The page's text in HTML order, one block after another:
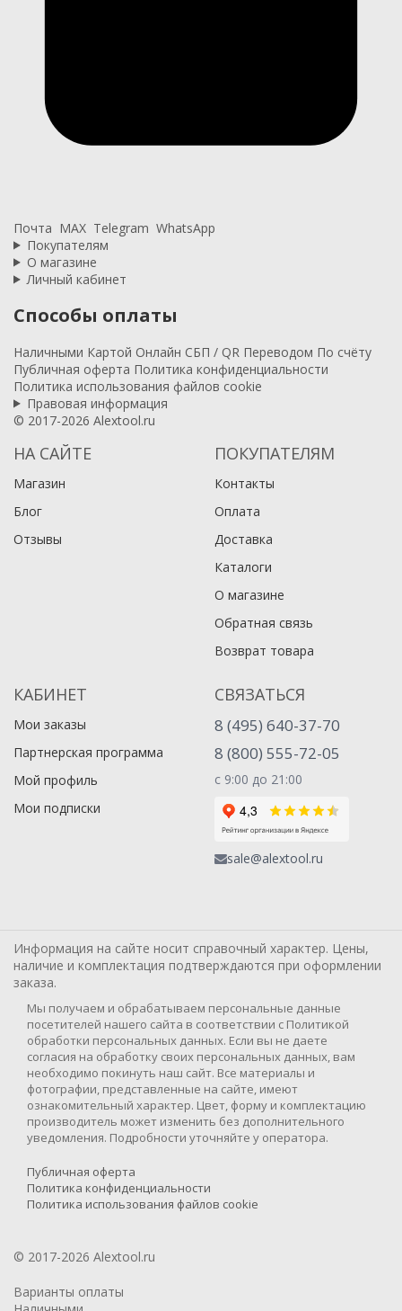
Почта MAX Telegram WhatsApp
Покупателям
О магазине
Личный кабинет
Способы оплаты
Наличными Картой Онлайн СБП / QR Переводом По счёту
Публичная оферта Политика конфиденциальности
Политика использования файлов cookie
Правовая информация
© 2017-2026 Alextool.ru
НА САЙТЕ
Магазин
Блог
Отзывы
ПОКУПАТЕЛЯМ
Контакты
Оплата
Доставка
Каталоги
О магазине
Обратная связь
Возврат товара
КАБИНЕТ
Мои заказы
Партнерская программа
Мой профиль
Мои подписки
СВЯЗАТЬСЯ
8 (495) 640-37-70
8 (800) 555-72-05
с 9:00 до 21:00
sale@alextool.ru
Информация на сайте носит справочный характер. Цены,
наличие и комплектация подтверждаются при оформлении
заказа.
Мы получаем и обрабатываем персональные данные
посетителей нашего сайта в соответствии с Политикой
обработки персональных данных. Если вы не даете
согласия на обработку своих персональных данных, вам
необходимо покинуть наш сайт. Все материалы и
фотографии, представленные на сайте, имеют
ознакомительный характер. Цвет, форму и комплектацию
производитель может изменить без дополнительного
уведомления. Подробности уточняйте у оператора.
Публичная оферта
Политика конфиденциальности
Политика использования файлов cookie
© 2017-2026 Alextool.ru
Варианты оплаты